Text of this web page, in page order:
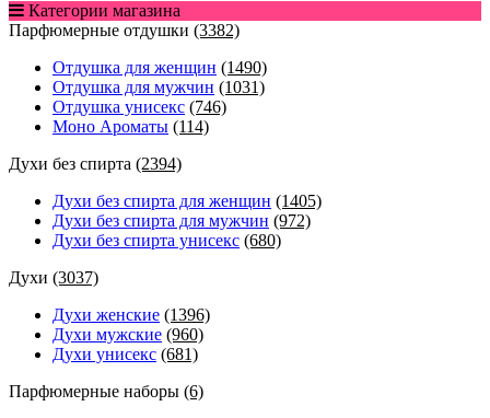
Категории магазина
Парфюмерные отдушки (3382)
Отдушка для женщин (1490)
Отдушка для мужчин (1031)
Отдушка унисекс (746)
Моно Ароматы (114)
Духи без спирта (2394)
Духи без спирта для женщин (1405)
Духи без спирта для мужчин (972)
Духи без спирта унисекс (680)
Духи (3037)
Духи женские (1396)
Духи мужские (960)
Духи унисекс (681)
Парфюмерные наборы (6)